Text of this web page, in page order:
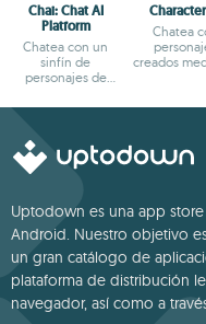
Chai: Chat AI
Platform
Chatea con un
sinfín de
personajes de
Chatea
creados
Uptodown es una app
Android. Nuestro objetivo
un gran catálogo de
plataforma de distribución
navegador, así como a